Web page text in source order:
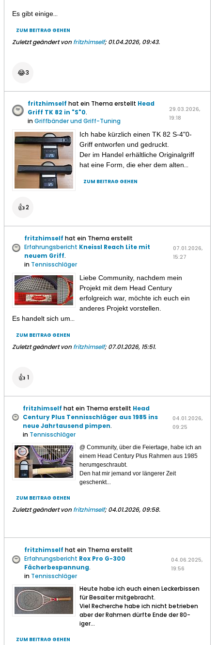
Es gibt einige...
ZUM BEITRAG GEHEN
Zuletzt geändert von fritzhimself; 01.04.2026, 09:43.
😂3
fritzhimself hat ein Thema erstellt Head
Griff TK 82 in "S"0.
inGriffbänder und Griff-Tuning
29.03.2026,
19:18
Ich habe kürzlich einen TK 82 S-4"0-
Griff entworfen und gedruckt.
Der im Handel erhältliche Originalgriff
hat eine Form, die eher dem alten...
ZUM BEITRAG GEHEN
👍2
fritzhimself hat ein Thema erstellt
Erfahrungsbericht Kneissl Reach Lite mit
neuem Griff.
in Tennisschläger
07.01.2026,
15:27
Liebe Community, nachdem mein
Projekt mit dem Head Century
erfolgreich war, möchte ich euch ein
anderes Projekt vorstellen.
Es handelt sich um...
ZUM BEITRAG GEHEN
Zuletzt geändert von fritzhimself; 07.01.2026, 15:51.
👍 1
fritzhimself hat ein Thema erstellt Head
Century Plus Tennisschläger aus 1985 ins
neue Jahrtausend pimpen.
in Tennisschläger
04.01.2026,
09:25
@ Community, über die Feiertage, habe ich an
einem Head Century Plus Rahmen aus 1985
herumgeschraubt.
Den hat mir jemand vor längerer Zeit
geschenkt...
ZUM BEITRAG GEHEN
Zuletzt geändert von fritzhimself; 04.01.2026, 09:58.
fritzhimself hat ein Thema erstellt
Erfahrungsbericht Rox Pro G-300
Fächerbespannung.
in Tennisschläger
04.06.2025,
19:56
Heute habe ich euch einen Leckerbissen
für Besaiter mitgebracht.
Viel Recherche habe ich nicht betrieben
aber der Rahmen dürfte Ende der 80-
iger...
ZUM BEITRAG GEHEN